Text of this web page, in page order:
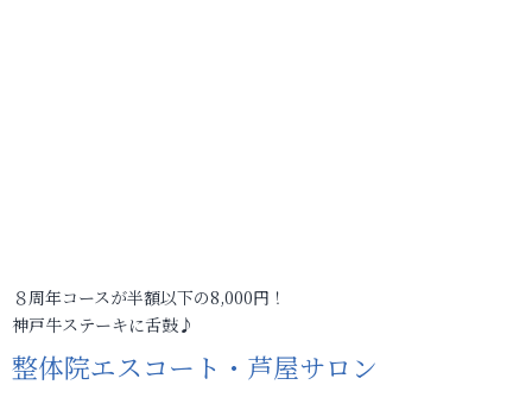
８周年コースが半額以下の8,000円！
神戸牛ステーキに舌鼓♪
整体院エスコート・芦屋サロン